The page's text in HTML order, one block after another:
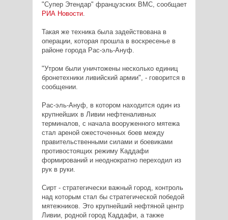
"Супер Этендар" французских ВМС, сообщает
РИА Новости.
Такая же техника была задействована в
операции, которая прошла в воскресенье в
районе города Рас-эль-Ануф.
"Утром были уничтожены несколько единиц
бронетехники ливийский армии", - говорится в
сообщении.
Рас-эль-Ануф, в котором находится один из
крупнейших в Ливии нефтеналивных
терминалов, с начала вооруженного мятежа
стал ареной ожесточенных боев между
правительственными силами и боевиками
противостоящих режиму Каддафи
формирований и неоднократно переходил из
рук в руки.
Сирт - стратегически важный город, контроль
над которым стал бы стратегической победой
мятежников. Это крупнейший нефтяной центр
Ливии, родной город Каддафи, а также